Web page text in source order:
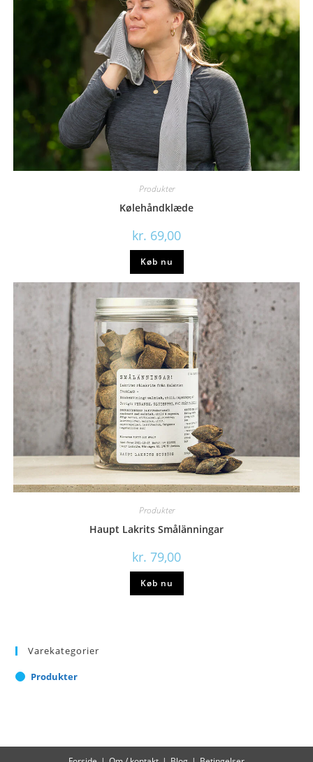
Produkter
Kølehåndklæde
kr. 69,00
Køb nu
Produkter
Haupt Lakrits Smålänningar
kr. 79,00
Køb nu
Varekategorier
Produkter